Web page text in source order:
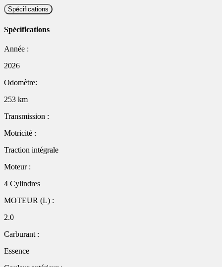
Spécifications
Spécifications
Année :
2026
Odomètre:
253 km
Transmission :
Motricité :
Traction intégrale
Moteur :
4 Cylindres
MOTEUR (L) :
2.0
Carburant :
Essence